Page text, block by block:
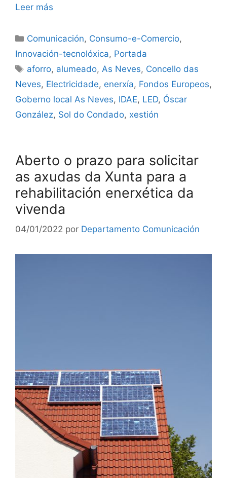
Leer más
Comunicación, Consumo-e-Comercio,
Innovación-tecnolóxica, Portada
aforro, alumeado, As Neves, Concello das
Neves, Electricidade, enerxía, Fondos Europeos,
Goberno local As Neves, IDAE, LED, Óscar
González, Sol do Condado, xestión
Aberto o prazo para solicitar
as axudas da Xunta para a
rehabilitación enerxética da
vivenda
04/01/2022 por Departamento Comunicación